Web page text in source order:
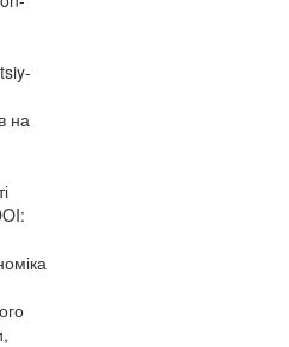
на